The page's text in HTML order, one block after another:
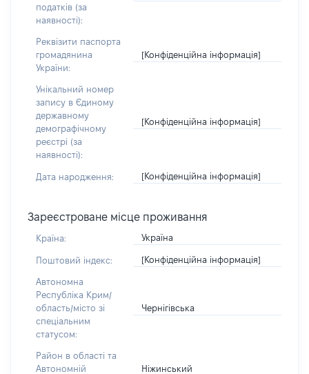
податків (за
наявності):
Реквізити паспорта
громадянина
України:
[Конфіденційна інформація]
Унікальний номер
запису в Єдиному
державному
демографічному
реєстрі (за
наявності):
[Конфіденційна інформація]
Дата народження: [Конфіденційна інформація]
Зареєстроване місце проживання
Країна: Україна
Поштовий індекс: [Конфіденційна інформація]
Автономна
Республіка Крим/
область/місто зі
спеціальним
статусом:
Чернігівська
Район в області та
Автономній
Ніжинський